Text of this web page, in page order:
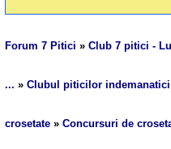
Forum 7 Pitici »Club 7 pitici -
... »Clubul piticilor
crosetate »Concursuri de